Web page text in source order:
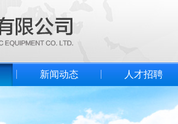
新闻动态 人才招聘